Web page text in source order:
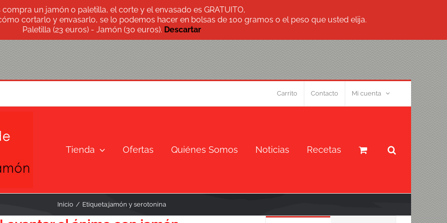
compra un jamón o paletilla, el corte y el envasado es GRATUITO,
cortarlo y envasarlo, se lo podemos hacer en bolsas de 100 gramos o el peso que usted elija.
Paletilla (23 euros) - Jamón (30 euros). Descartar
Carrito Contacto Mi cuenta
Tienda Ofertas Quiénes Somos Noticias Recetas
Inicio Etiqueta:jamón y serotonina